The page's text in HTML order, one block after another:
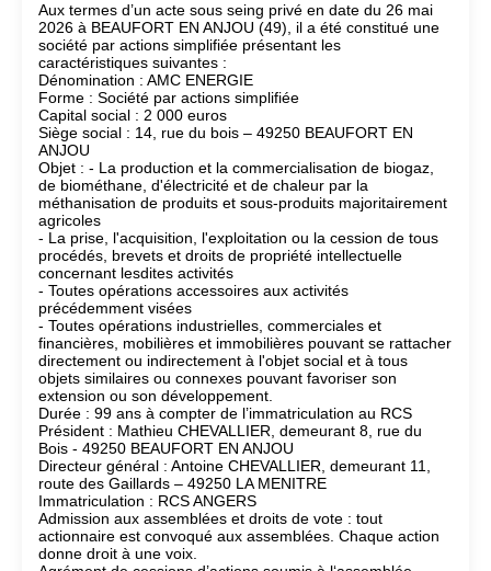
Aux termes d’un acte sous seing privé en date du 26 mai
2026 à BEAUFORT EN ANJOU (49), il a été constitué une
société par actions simplifiée présentant les
caractéristiques suivantes :
Dénomination : AMC ENERGIE
Forme : Société par actions simplifiée
Capital social : 2 000 euros
Siège social : 14, rue du bois – 49250 BEAUFORT EN
ANJOU
Objet : - La production et la commercialisation de biogaz,
de biométhane, d'électricité et de chaleur par la
méthanisation de produits et sous-produits majoritairement
agricoles
- La prise, l'acquisition, l'exploitation ou la cession de tous
procédés, brevets et droits de propriété intellectuelle
concernant lesdites activités
- Toutes opérations accessoires aux activités
précédemment visées
- Toutes opérations industrielles, commerciales et
financières, mobilières et immobilières pouvant se rattacher
directement ou indirectement à l'objet social et à tous
objets similaires ou connexes pouvant favoriser son
extension ou son développement.
Durée : 99 ans à compter de l’immatriculation au RCS
Président : Mathieu CHEVALLIER, demeurant 8, rue du
Bois - 49250 BEAUFORT EN ANJOU
Directeur général : Antoine CHEVALLIER, demeurant 11,
route des Gaillards – 49250 LA MENITRE
Immatriculation : RCS ANGERS
Admission aux assemblées et droits de vote : tout
actionnaire est convoqué aux assemblées. Chaque action
donne droit à une voix.